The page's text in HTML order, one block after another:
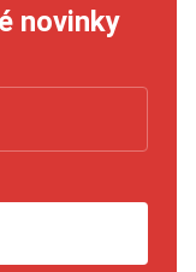
novinky